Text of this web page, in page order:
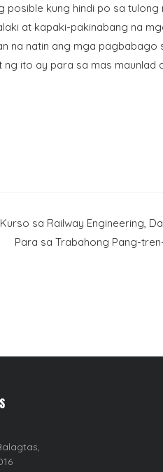
kung hindi po sa tulong
at kapaki-pakinabang na
na natin ang mga pagbabago
ito ay para sa mas maunlad
sa Railway Engineering,
Para sa Trabahong Pang-